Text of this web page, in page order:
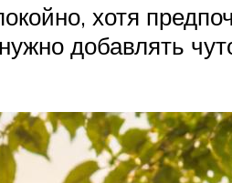
хотя
добавлять